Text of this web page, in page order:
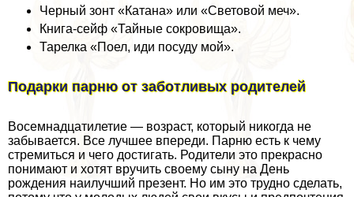
Черный зонт «Катана» или «Световой меч».
Книга-сейф «Тайные сокровища».
Тарелка «Поел, иди посуду мой».
Подарки парню от заботливых родителей
Восемнадцатилетие — возраст, который никогда не
забывается. Все лучшее впереди. Парню есть к чему
стремиться и чего достигать. Родители это прекрасно
понимают и хотят вручить своему сыну на День
рождения наилучший презент. Но им это трудно сделать,